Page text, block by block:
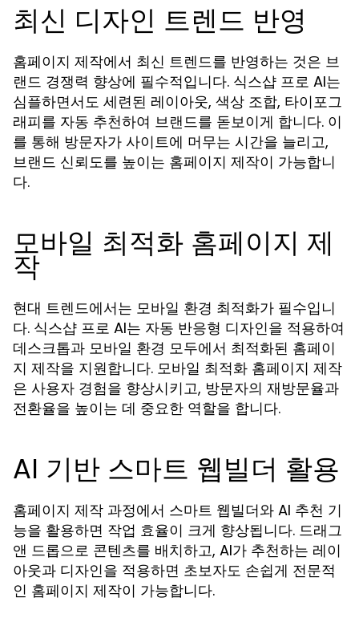
최신 디자인 트렌드 반영
홈페이지 제작에서 최신 트렌드를 반영하는 것은 브
랜드 경쟁력 향상에 필수적입니다. 식스샵 프로 AI는
심플하면서도 세련된 레이아웃, 색상 조합, 타이포그
래피를 자동 추천하여 브랜드를 돋보이게 합니다. 이
를 통해 방문자가 사이트에 머무는 시간을 늘리고,
브랜드 신뢰도를 높이는 홈페이지 제작이 가능합니
다.
모바일 최적화 홈페이지 제
작
현대 트렌드에서는 모바일 환경 최적화가 필수입니
다. 식스샵 프로 AI는 자동 반응형 디자인을 적용하여
데스크톱과 모바일 환경 모두에서 최적화된 홈페이
지 제작을 지원합니다. 모바일 최적화 홈페이지 제작
은 사용자 경험을 향상시키고, 방문자의 재방문율과
전환율을 높이는 데 중요한 역할을 합니다.
AI 기반 스마트 웹빌더 활용
홈페이지 제작 과정에서 스마트 웹빌더와 AI 추천 기
능을 활용하면 작업 효율이 크게 향상됩니다. 드래그
앤 드롭으로 콘텐츠를 배치하고, AI가 추천하는 레이
아웃과 디자인을 적용하면 초보자도 손쉽게 전문적
인 홈페이지 제작이 가능합니다.